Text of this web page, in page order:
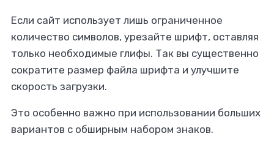
Если сайт использует лишь ограниченное
количество символов, урезайте шрифт, оставляя
только необходимые глифы. Так вы существенно
сократите размер файла шрифта и улучшите
скорость загрузки.
Это особенно важно при использовании больших
вариантов с обширным набором знаков.